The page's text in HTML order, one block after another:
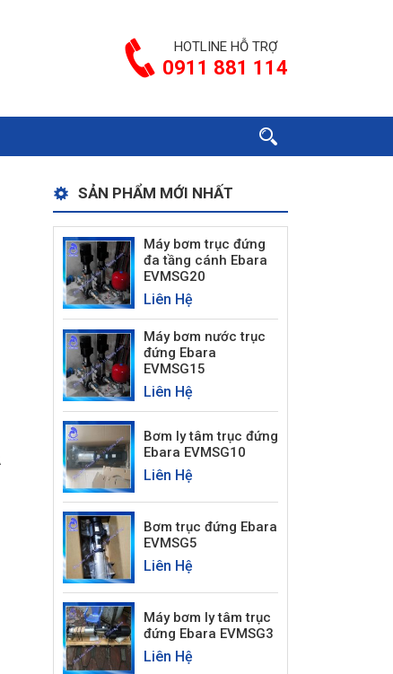
HOTLINE HỖ TRỢ
0911 881 114
SẢN PHẨM MỚI NHẤT
Máy bơm trục đứng
đa tầng cánh Ebara
EVMSG20
Liên Hệ
Máy bơm nước trục
đứng Ebara
EVMSG15
Liên Hệ
Bơm ly tâm trục đứng
Ebara EVMSG10
Liên Hệ
Bơm trục đứng Ebara
EVMSG5
Liên Hệ
Máy bơm ly tâm trục
đứng Ebara EVMSG3
Liên Hệ